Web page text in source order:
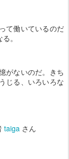
て働いているのだ
。
がないのだ。きち
じる、いろいろな
taigaさん